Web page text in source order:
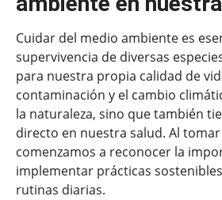
Cuidar del medio ambiente es
supervivencia de diversas
para nuestra propia calidad de
contaminación y el cambio
la naturaleza, sino que también
directo en nuestra salud. Al
comenzamos a reconocer la
implementar prácticas
rutinas diarias.